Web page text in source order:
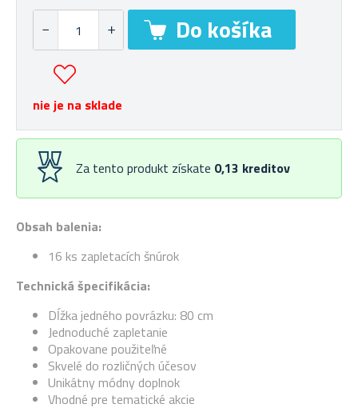
Obsah balenia:
16 ks zapletacích šnúrok
Technická špecifikácia:
Dĺžka jedného povrázku: 80 cm
Jednoduché zapletanie
Opakovane použiteľné
Skvelé do rozličných účesov
Unikátny módny doplnok
Vhodné pre tematické akcie
nie je na sklade
Za tento produkt získate 0,13 kreditov